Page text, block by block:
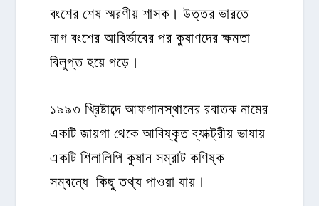
বংশের শেষ স্মরণীয় শাসক। উত্তর ভারতে
নাগ বংশের আবির্ভাবের পর কুষাণদের ক্ষমতা
বিলুপ্ত হয়ে পড়ে।
১৯৯৩ খ্রিষ্টাব্দে আফগানস্থানের রবাতক নামের
একটি জায়গা থেকে আবিষ্কৃত ব্যাক্ট্রীয় ভাষায়
একটি শিলালিপি কুষান সম্রাট কণিষ্ক
সম্বন্ধে কিছু তথ্য পাওয়া যায়।